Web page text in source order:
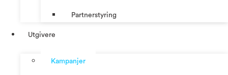
Partnerstyring
Utgivere
Kampanjer